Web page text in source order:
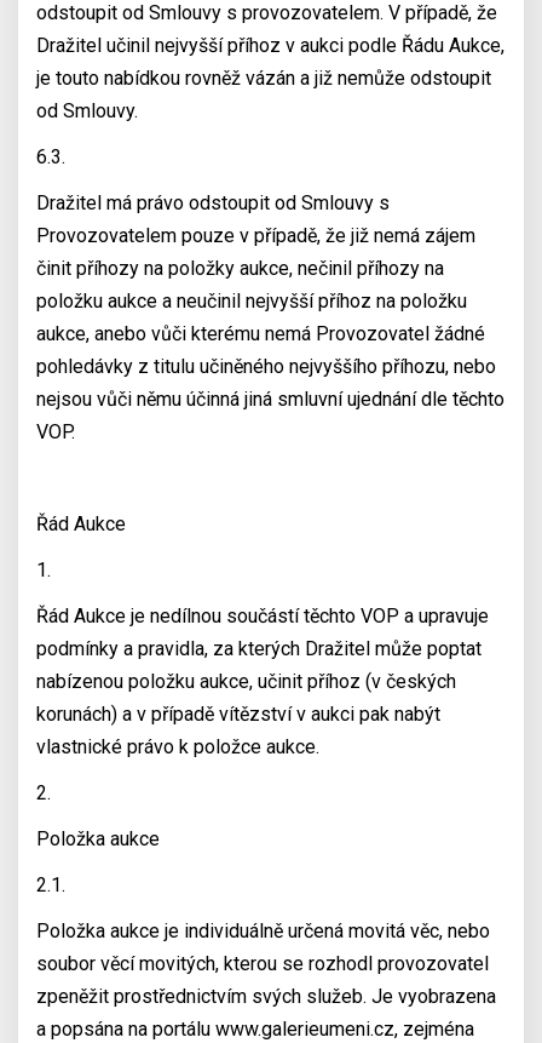
odstoupit od Smlouvy s provozovatelem. V případě, že
Dražitel učinil nejvyšší příhoz v aukci podle Řádu Aukce,
je touto nabídkou rovněž vázán a již nemůže odstoupit
od Smlouvy.
6.3.
Dražitel má právo odstoupit od Smlouvy s
Provozovatelem pouze v případě, že již nemá zájem
činit příhozy na položky aukce, nečinil příhozy na
položku aukce a neučinil nejvyšší příhoz na položku
aukce, anebo vůči kterému nemá Provozovatel žádné
pohledávky z titulu učiněného nejvyššího příhozu, nebo
nejsou vůči němu účinná jiná smluvní ujednání dle těchto
VOP.
Řád Aukce
1.
Řád Aukce je nedílnou součástí těchto VOP a upravuje
podmínky a pravidla, za kterých Dražitel může poptat
nabízenou položku aukce, učinit příhoz (v českých
korunách) a v případě vítězství v aukci pak nabýt
vlastnické právo k položce aukce.
2.
Položka aukce
2.1.
Položka aukce je individuálně určená movitá věc, nebo
soubor věcí movitých, kterou se rozhodl provozovatel
zpeněžit prostřednictvím svých služeb. Je vyobrazena
a popsána na portálu www.galerieumeni.cz, zejména